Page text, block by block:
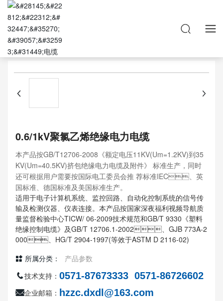
首页
0.6/1kV聚氯乙烯绝缘电力电缆
本产品按GB/T12706-2008《额定电压11KV(Um=1.2KV)到35
KV(Um=40.5KV)挤包绝缘电力电缆及附件》 标准生产，同时
还可根据用户需要按国际电工委员会推 荐标准IEC、英
国标准、德国标准及美国标准生产。
适用于电子计算机系统、监控回路、自动化控制系统的信号传
输及检测仪器、仪表连接。本产品按国家深夜福利视频导航质
量监督检验中心TICW/ 06-2009技术规范和GB/T 9330《塑料
绝缘控制电缆》及GB/T 12706.1-2002、GJB 773A-2
000、HG/T 2904-1997(等效于ASTM D 2116-02)
所属分类：
产品参数
技术支持： 0571-87673333 0571-86726602
企业邮箱： hzzc.dxdl@163.com